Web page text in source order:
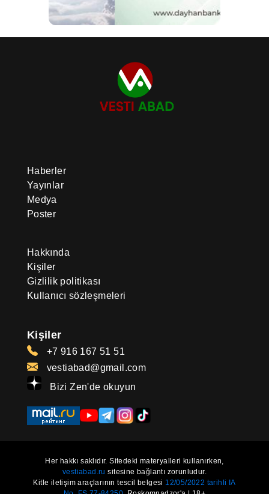
Haberler
Yayınlar
Medya
Poster
Hakkında
Kişiler
Gizlilik politikası
Kullanıcı sözleşmeleri
Kişiler
+7 916 167 51 51
vestiabad@gmail.com
Bizi Zen'de okuyun
Her hakkı saklıdır. Sitedeki materyalleri kullanırken,
vestiabad.ru sitesine bağlantı zorunludur.
Kitle iletişim araçlarının tescil belgesi 12/05/2022 tarihli IA